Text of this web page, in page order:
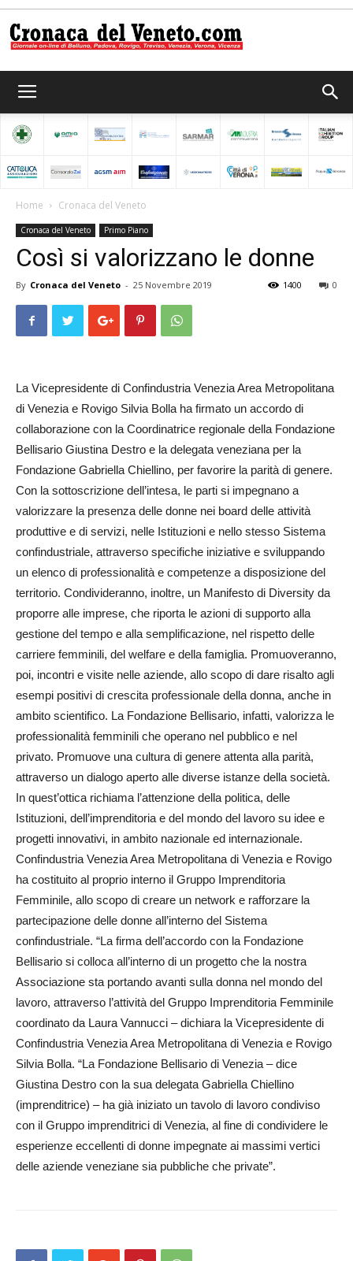
del
Home Cronaca del Veneto
Cronaca del Veneto Primo Piano
Così si valorizzano le donne
By Cronaca del Veneto - 25 Novembre 2019 0
1400
La Vicepresidente di Confindustria Venezia Area Metropolitana
di Venezia e Rovigo Silvia Bolla ha firmato un accordo di
collaborazione con la Coordinatrice regionale della Fondazione
Bellisario Giustina Destro e la delegata veneziana per la
Fondazione Gabriella Chiellino, per favorire la parità di genere.
Con la sottoscrizione dell’intesa, le parti si impegnano a
valorizzare la presenza delle donne nei board delle attività
produttive e di servizi, nelle Istituzioni e nello stesso Sistema
confindustriale, attraverso specifiche iniziative e sviluppando
un elenco di professionalità e competenze a disposizione del
territorio. Condivideranno, inoltre, un Manifesto di Diversity da
proporre alle imprese, che riporta le azioni di supporto alla
gestione del tempo e alla semplificazione, nel rispetto delle
carriere femminili, del welfare e della famiglia. Promuoveranno,
poi, incontri e visite nelle aziende, allo scopo di dare risalto agli
esempi positivi di crescita professionale della donna, anche in
ambito scientifico. La Fondazione Bellisario, infatti, valorizza le
professionalità femminili che operano nel pubblico e nel
privato. Promuove una cultura di genere attenta alla parità,
attraverso un dialogo aperto alle diverse istanze della società.
In quest’ottica richiama l’attenzione della politica, delle
Istituzioni, dell’imprenditoria e del mondo del lavoro su idee e
progetti innovativi, in ambito nazionale ed internazionale.
Confindustria Venezia Area Metropolitana di Venezia e Rovigo
ha costituito al proprio interno il Gruppo Imprenditoria
Femminile, allo scopo di creare un network e rafforzare la
partecipazione delle donne all’interno del Sistema
confindustriale. “La firma dell’accordo con la Fondazione
Bellisario si colloca all’interno di un progetto che la nostra
Associazione sta portando avanti sulla donna nel mondo del
lavoro, attraverso l’attività del Gruppo Imprenditoria Femminile
coordinato da Laura Vannucci – dichiara la Vicepresidente di
Confindustria Venezia Area Metropolitana di Venezia e Rovigo
Silvia Bolla. “La Fondazione Bellisario di Venezia – dice
Giustina Destro con la sua delegata Gabriella Chiellino
(imprenditrice) – ha già iniziato un tavolo di lavoro condiviso
con il Gruppo imprenditrici di Venezia, al fine di condividere le
esperienze eccellenti di donne impegnate ai massimi vertici
delle aziende veneziane sia pubbliche che private”.